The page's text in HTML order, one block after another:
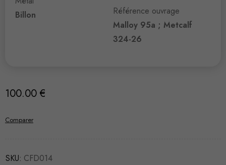
Billon
Référence ouvrage
Malloy 95a ; Metcalf
324-26
100.00 €
Comparer
SKU: CFD014